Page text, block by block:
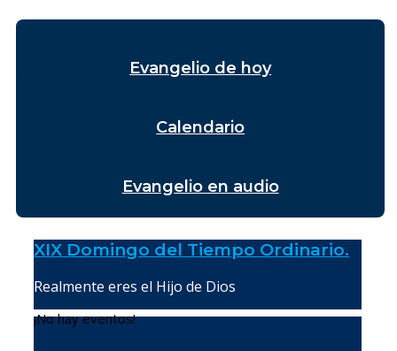
Evangelio de hoy
Calendario
Evangelio en audio
XIX Domingo del Tiempo Ordinario.
Realmente eres el Hijo de Dios
¡No hay eventos!